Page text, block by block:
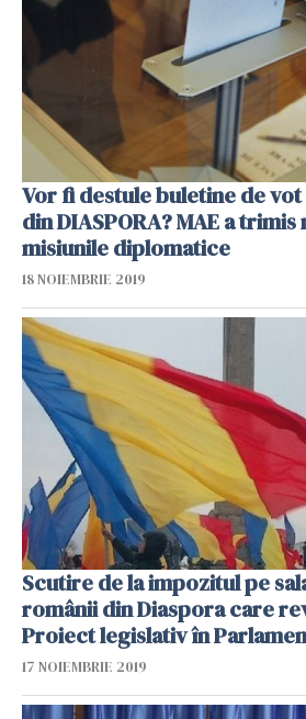
Vor fi destule buletine de
din DIASPORA? MAE a
misiunile diplomatice
18 NOIEMBRIE 2019
Scutire de la impozitul pe
românii din Diaspora care
Proiect legislativ în
17 NOIEMBRIE 2019